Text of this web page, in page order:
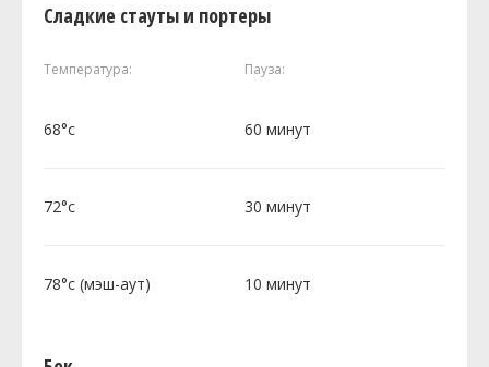
Сладкие стауты и портеры
Температура: Пауза:
68°c 60 минут
72°c 30 минут
78°c (мэш-аут) 10 минут